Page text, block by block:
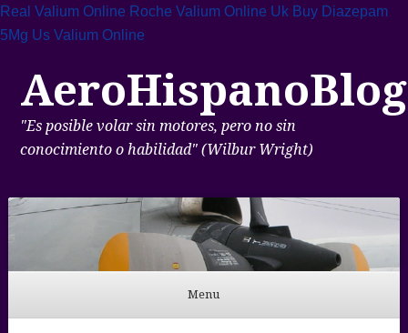
Real Valium Online Roche Valium Online Uk Buy Diazepam
5Mg Us Valium Online
AeroHispanoBlog
"Es posible volar sin motores, pero no sin
conocimiento o habilidad" (Wilbur Wright)
Menu